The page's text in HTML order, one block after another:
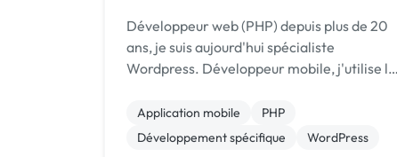
Développeur web (PHP) depuis plus de 20
ans, je suis aujourd'hui spécialiste
Wordpress. Développeur mobile, j'utilise le
tout type d'application mobile.
Photographe et pilote de drone.
Application mobile
PHP
Développement spécifique
WordPress